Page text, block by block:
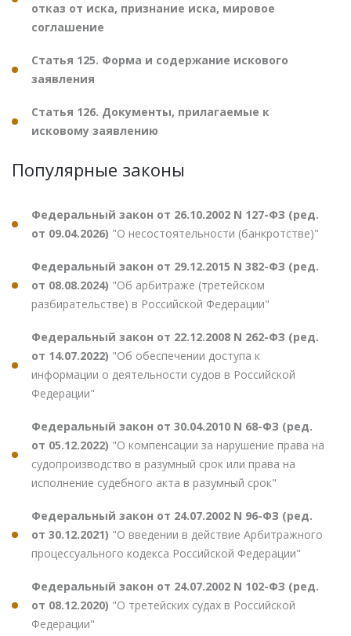
отказ от иска, признание иска, мировое
соглашение
Статья 125. Форма и содержание искового
заявления
Статья 126. Документы, прилагаемые к
исковому заявлению
Популярные законы
Федеральный закон от 26.10.2002 N 127-ФЗ (ред.
от 09.04.2026) "О несостоятельности (банкротстве)"
Федеральный закон от 29.12.2015 N 382-ФЗ (ред.
от 08.08.2024) "Об арбитраже (третейском
разбирательстве) в Российской Федерации"
Федеральный закон от 22.12.2008 N 262-ФЗ (ред.
от 14.07.2022) "Об обеспечении доступа к
информации о деятельности судов в Российской
Федерации"
Федеральный закон от 30.04.2010 N 68-ФЗ (ред.
от 05.12.2022) "О компенсации за нарушение права на
судопроизводство в разумный срок или права на
исполнение судебного акта в разумный срок"
Федеральный закон от 24.07.2002 N 96-ФЗ (ред.
от 30.12.2021) "О введении в действие Арбитражного
процессуального кодекса Российской Федерации"
Федеральный закон от 24.07.2002 N 102-ФЗ (ред.
от 08.12.2020) "О третейских судах в Российской
Федерации"